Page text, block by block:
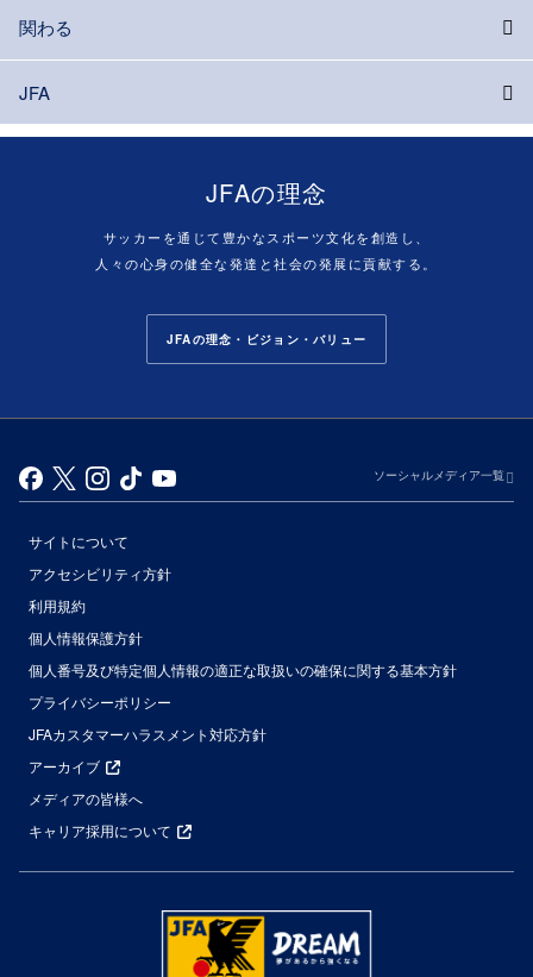
関わる
JFA
JFAの理念
サッカーを通じて豊かなスポーツ文化を創造し、
人々の心身の健全な発達と社会の発展に貢献する。
JFAの理念・ビジョン・バリュー
ソーシャルメディア一覧
サイトについて
アクセシビリティ方針
利用規約
個人情報保護方針
個人番号及び特定個人情報の適正な取扱いの確保に関する基本方針
プライバシーポリシー
JFAカスタマーハラスメント対応方針
アーカイブ
メディアの皆様へ
キャリア採用について